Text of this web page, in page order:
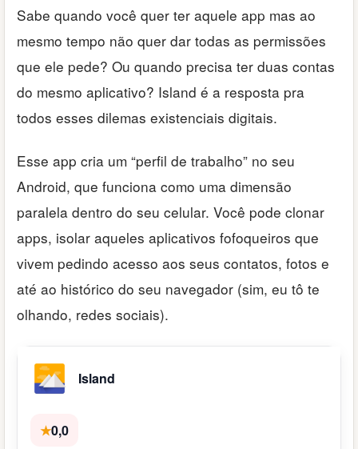
Sabe quando você quer ter aquele app mas ao
mesmo tempo não quer dar todas as permissões
que ele pede? Ou quando precisa ter duas contas
do mesmo aplicativo? Island é a resposta pra
todos esses dilemas existenciais digitais.
Esse app cria um “perfil de trabalho” no seu
Android, que funciona como uma dimensão
paralela dentro do seu celular. Você pode clonar
apps, isolar aqueles aplicativos fofoqueiros que
vivem pedindo acesso aos seus contatos, fotos e
até ao histórico do seu navegador (sim, eu tô te
olhando, redes sociais).
Island
★0,0